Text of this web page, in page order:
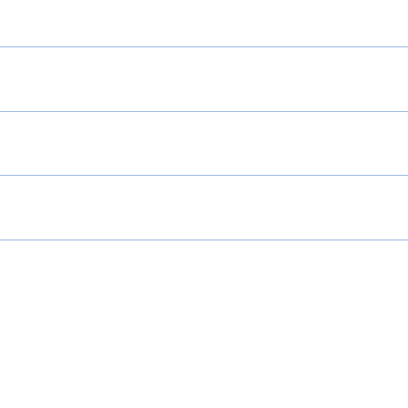
di Gliss è studiata per capelli sfibrati, fragili
i micro legami interni del capello,
intenso, morbidezza e luminosità
Butter, Dicaprylyl Carbonate,
Oil, Sclerocarya Birrea Seed Oil, Hydrolyzed
o bagnati, lasciare in posa per 2-3 minuti, poi